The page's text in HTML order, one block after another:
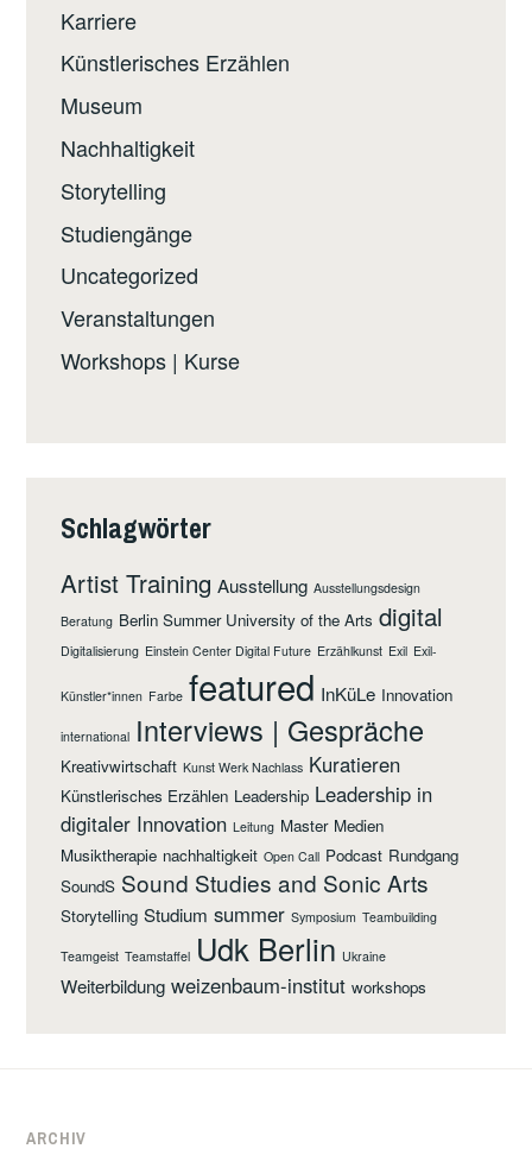
Karriere
Künstlerisches Erzählen
Museum
Nachhaltigkeit
Storytelling
Studiengänge
Uncategorized
Veranstaltungen
Workshops | Kurse
Schlagwörter
Artist Training Ausstellung Ausstellungsdesign
Beratung Berlin Summer University of the Arts digital
Digitalisierung Einstein Center Digital Future Erzählkunst Exil Exil-
Künstler*innen Farbe featured InKüLe Innovation
international Interviews | Gespräche
Kreativwirtschaft Kunst Werk Nachlass Kuratieren
Künstlerisches Erzählen Leadership Leadership in
digitaler Innovation Leitung Master Medien
Musiktherapie nachhaltigkeit Open Call Podcast Rundgang
SoundS Sound Studies and Sonic Arts
Storytelling Studium summer Symposium Teambuilding
Teamgeist Teamstaffel Udk Berlin Ukraine
Weiterbildung weizenbaum-institut workshops
ARCHIV